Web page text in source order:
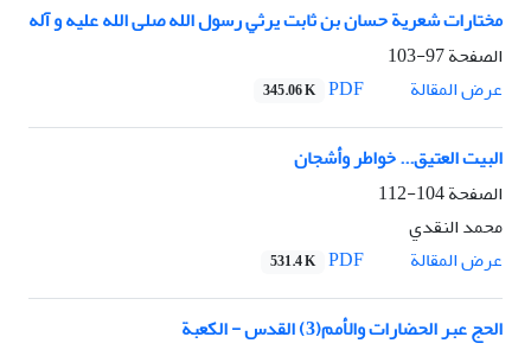
مختارات شعرية حسان بن ثابت يرثي رسول الله صلى الله عليه و آله
الصفحة97-103
عرض المقالة
345.06 K
البيت العتيق... خواطر وأشجان
الصفحة104-112
محمد النقدي
عرض المقالة
531.4 K
الحج عبر الحضارات والأمم(3) القدس - الکعبة